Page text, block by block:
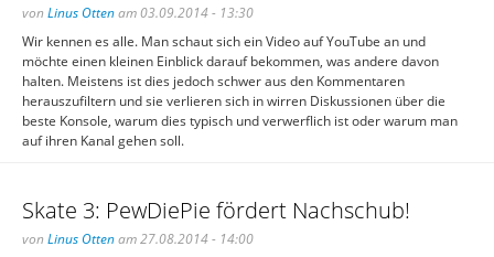
von Linus Ottenam 03.09.2014 - 13:30
Wir kennen es alle. Man schaut sich ein Video auf YouTube an und
möchte einen kleinen Einblick darauf bekommen, was andere davon
halten. Meistens ist dies jedoch schwer aus den Kommentaren
herauszufiltern und sie verlieren sich in wirren Diskussionen über die
beste Konsole, warum dies typisch und verwerflich ist oder warum man
auf ihren Kanal gehen soll.
Skate 3: PewDiePie fördert Nachschub!
von Linus Ottenam 27.08.2014 - 14:00